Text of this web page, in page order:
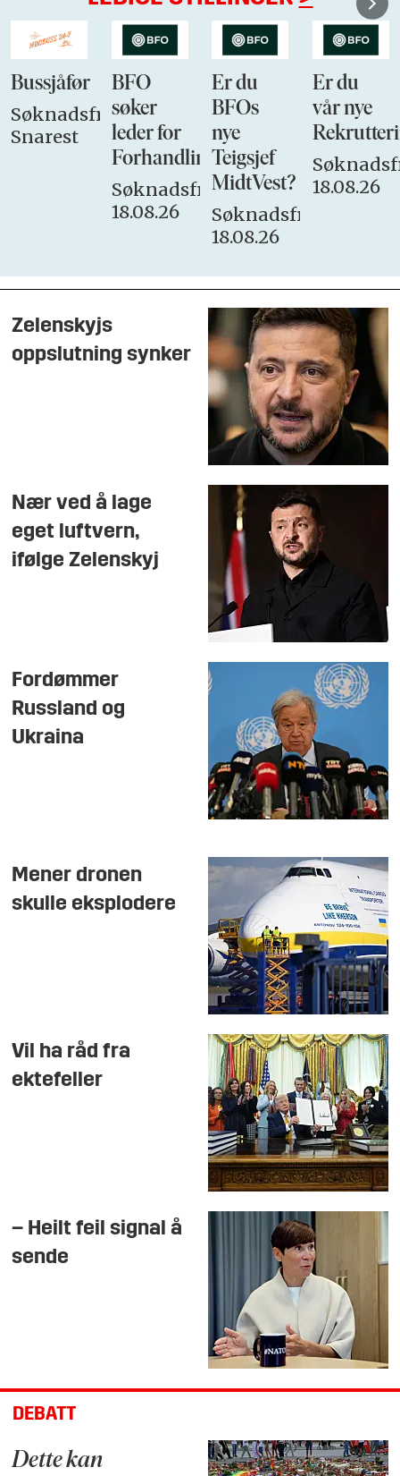
Bussjåfør
Søknadsfrist:
Snarest
BFO
søker
leder for
Forhandlingsutvalget
Søknadsfrist:
18.08.26
Er du
BFOs
nye
Teigsjef
MidtVest?
Søknadsfrist:
18.08.26
Er du
vår nye
18.08.26
Zelenskyjs
oppslutning synker
Nær ved å lage
eget luftvern,
ifølge Zelenskyj
Fordømmer
Russland og
Ukraina
Mener dronen
skulle eksplodere
Vil ha råd fra
ektefeller
– Heilt feil signal å
sende
DEBATT
Dette kan